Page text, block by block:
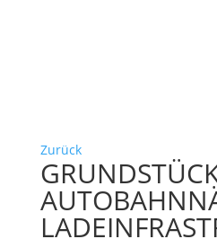
Zurück